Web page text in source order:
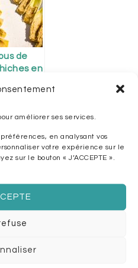
améliorer ses services.
en analysant vos
votre expérience sur le
sur le bouton « J’ACCEPTE ».
de
en
de